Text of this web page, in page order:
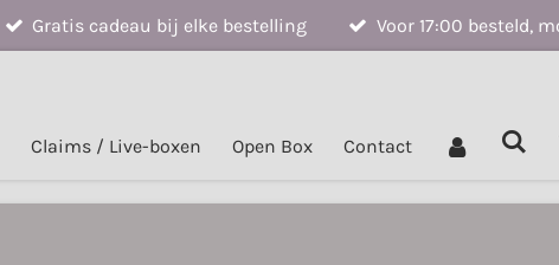
Gratis cadeau bij elke bestelling Voor 17:00 besteld,
Claims / Live-boxen Open Box Contact